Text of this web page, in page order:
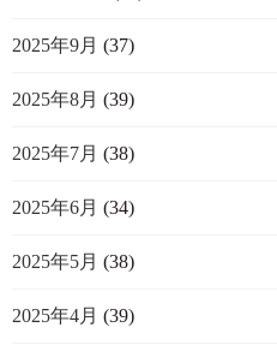
2025年9月 (37)
2025年8月 (39)
2025年7月 (38)
2025年6月 (34)
2025年5月 (38)
2025年4月 (39)